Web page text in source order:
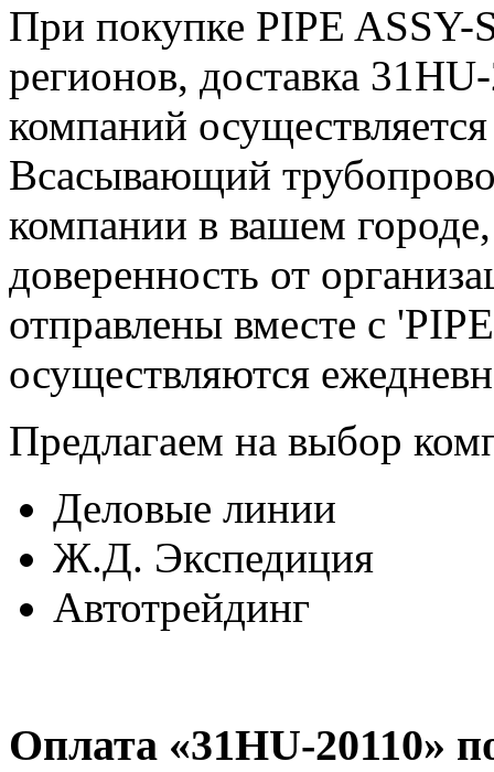
При покупке PIPE ASSY-
регионов, доставка
компаний
Всасывающий
компании в вашем
доверенность от
отправлены вместе с
осуществляются
Предлагаем на выбор
Деловые линии
Ж.Д. Экспедиция
Автотрейдинг
Оплата «31HU-20110»